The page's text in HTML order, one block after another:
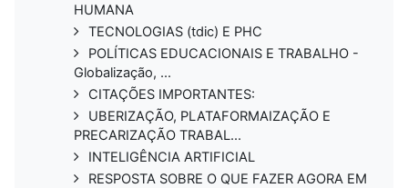
HUMANA
TECNOLOGIAS (tdic) E PHC
POLÍTICAS EDUCACIONAIS E TRABALHO -
Globalização, ...
CITAÇÕES IMPORTANTES:
UBERIZAÇÃO, PLATAFORMAIZAÇÃO E
PRECARIZAÇÃO TRABAL...
INTELIGÊNCIA ARTIFICIAL
RESPOSTA SOBRE O QUE FAZER AGORA EM